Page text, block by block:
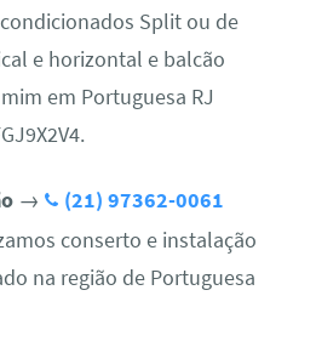
Split ou de
e horizontal e balcão
em Portuguesa RJ
→
(21) 97362-0061
conserto e instalação
na região de Portuguesa